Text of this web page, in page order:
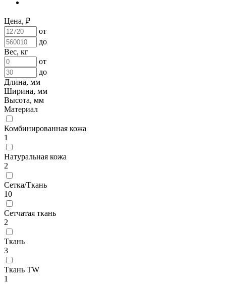
Цена, ₽
от
до
Вес, кг
от
до
Длина, мм
Ширина, мм
Высота, мм
Материал
Комбинированная кожа
1
Натуральная кожа
2
Сетка/Ткань
10
Сетчатая ткань
2
Ткань
3
Ткань TW
1